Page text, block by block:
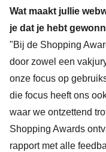
Wat maakt jullie
je dat je hebt
"Bij de Shopping
door zowel een
onze focus op
die focus heeft ons
waar we ontzettend
Shopping Awards
rapport met alle